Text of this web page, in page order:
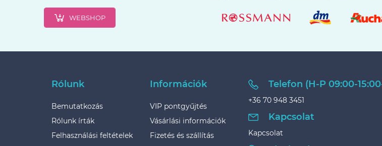
WEBSHOP
Rólunk
Bemutatkozás
Rólunk írták
Felhasználási feltételek
Információk
VIP pontgyűjtés
Vásárlási információk
Fizetés és szállítás
Telefon (H-P 09:00-
+36 70 948 3451
Kapcsolat
Kapcsolat